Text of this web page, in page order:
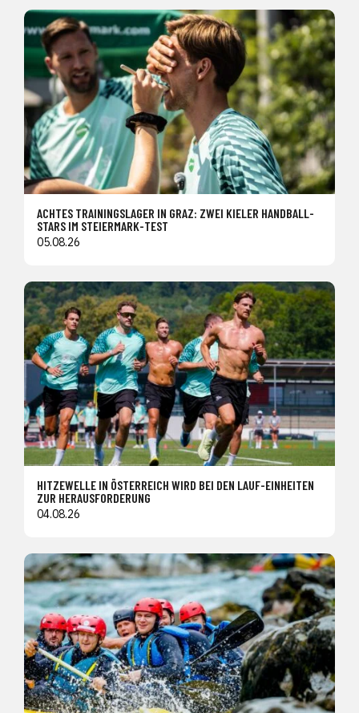
ACHTES TRAININGSLAGER IN GRAZ: ZWEI KIELER HANDBALL-
STARS IM STEIERMARK-TEST
05.08.26
HITZEWELLE IN ÖSTERREICH WIRD BEI DEN LAUF-EINHEITEN
ZUR HERAUSFORDERUNG
04.08.26